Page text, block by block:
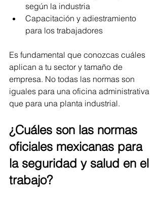
según la industria
Capacitación y adiestramiento
para los trabajadores
Es fundamental que conozcas cuáles
aplican a tu sector y tamaño de
empresa. No todas las normas son
iguales para una oficina administrativa
que para una planta industrial.
¿Cuáles son las normas
oficiales mexicanas para
la seguridad y salud en el
trabajo?